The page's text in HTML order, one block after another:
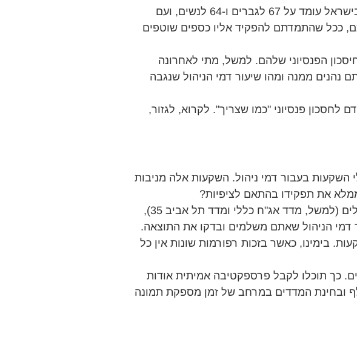
חיסכון פנסיוני איכותי ויציב הוא הערובה הטובה ביותר לרשת ביטחון כלכלית בגמלאות. גיל הפרישה בישראל עומד על 67 לגברים ו-64 לנשים, ועם
הפנסיוני שלכם, ככל שהתמדתם להפקיד אליו כספים שוטפים
הפנסיוני שלהם. למשל, מתי לאחרונה
ממנה ומהו שיעור דמי הניהול שנגבה
פנסיוני "כמו שצריך". לקרוא, לגזור,
השקעות בעבור דמי ניהול. השקעות אלה מניבות
את תפקידו בהתאם לציפיות?
אחת השיטות לעשות זאת היא על ידי עריכת בדיקה קצרה. בדקו את מדדי המניות ואגרות החוב המובילים (למשל, מדד אג"ח כללי ומדד תל אביב 35),
דמי הניהול שאתם משלמים ובדקו את התוצאה.
בימינו, כאשר בזכות רפורמות שונות אין כל
על מנת שהבדיקה תהיה אפקטיבית יש לבחון את התשואה לאורך זמן. למשל, במשך 4-6 שנים. כך תוכלו לקבל פרספקטיבה אמיתית אודות
ובחינת המדדים במרחב של זמן מספקת תמונה